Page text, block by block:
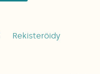
Rekisteröidy